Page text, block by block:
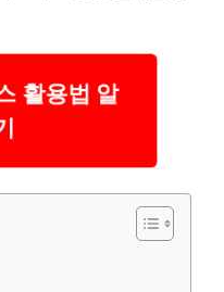
활용법 알